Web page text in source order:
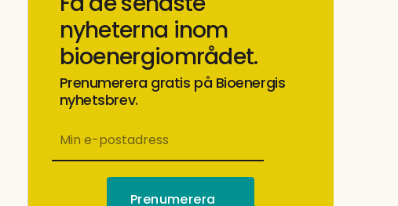
nyheterna inom
bioenergiområdet.
Prenumerera gratis på Bioenergis
nyhetsbrev.